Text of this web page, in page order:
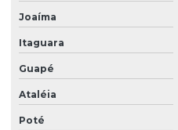
Joaíma
Itaguara
Guapé
Ataléia
Poté